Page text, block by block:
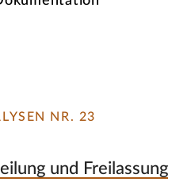
NR. 23
und Freilassung